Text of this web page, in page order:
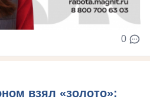
0
взял «золото»: